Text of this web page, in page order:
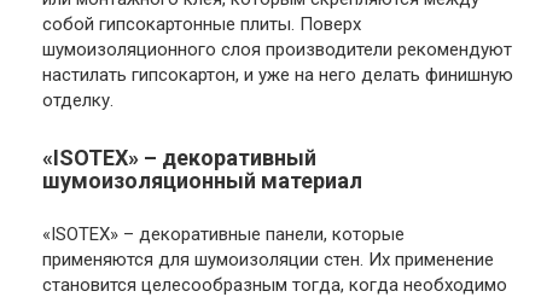
собой гипсокартонные плиты. Поверх
шумоизоляционного слоя производители рекомендуют
настилать гипсокартон, и уже на него делать финишную
отделку.
«ISOTEX» – декоративный
шумоизоляционный материал
«ISOTEX» – декоративные панели, которые
применяются для шумоизоляции стен. Их применение
становится целесообразным тогда, когда необходимо